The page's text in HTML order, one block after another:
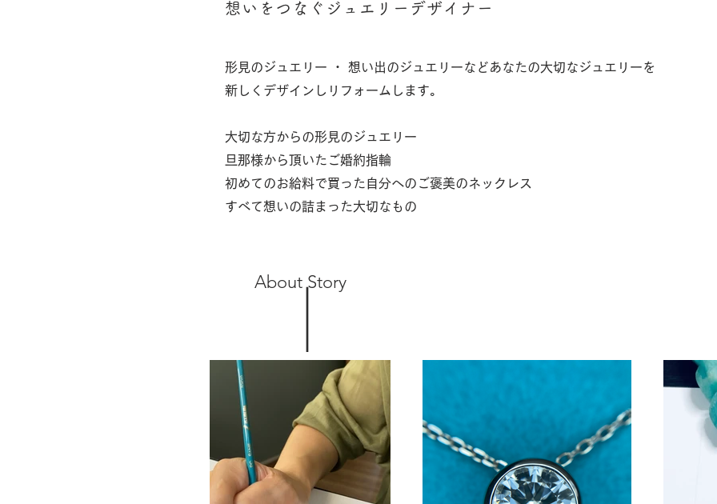
想いをつなぐジュエリーデザイナー
形見のジュエリー ・ 想い出のジュエリーなどあなたの大切なジュエリーを
新しくデザインしリフォームします。
大切な方からの形見のジュエリー
旦那様から頂いたご婚約指輪
初めてのお給料で買った自分へのご褒美のネックレス
すべて想いの詰まった大切なもの
About Story